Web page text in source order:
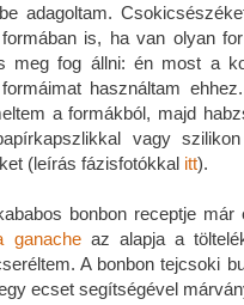
adagoltam.
formában is, ha van olyan
meg fog állni: én most a
formáimat használtam
a formákból, majd
vagy
(leírás fázisfotókkal itt).
bonbon receptje
ganacheaz alapja a
A bonbon tejcsoki
ecset segítségével